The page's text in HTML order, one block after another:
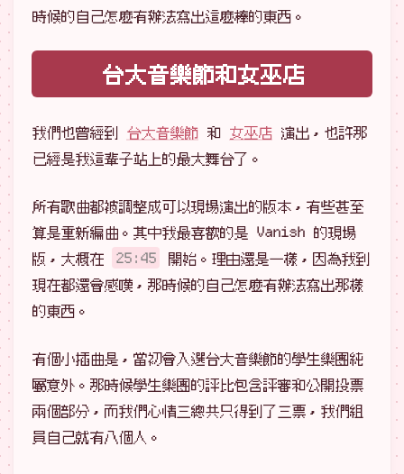
時候的自己怎麼有辦法寫出這麼棒的東西。
台大音樂節和女巫店
我們也曾經到 台大音樂節 和 女巫店 演出，也許那
已經是我這輩子站上的最大舞台了。
所有歌曲都被調整成可以現場演出的版本，有些甚至
算是重新編曲。其中我最喜歡的是 Vanish 的現場
版，大概在
25:45
開始。理由還是一樣，因為我到
現在都還會感嘆，那時候的自己怎麼有辦法寫出那樣
的東西。
有個小插曲是，當初會入選台大音樂節的學生樂團純
屬意外。那時候學生樂團的評比包含評審和公開投票
兩個部分，而我們心情三總共只得到了三票，我們組
員自己就有八個人。